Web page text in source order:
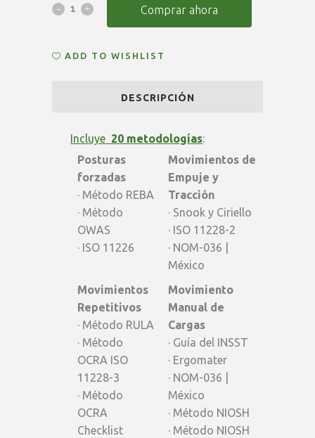
Suscripción
ERGOsoft
Plan
Consultor
quantity
Comprar ahora
ADD TO WISHLIST
DESCRIPCIÓN
Incluye 20 metodologías:
Posturas
forzadas
· Método REBA
· Método
OWAS
· ISO 11226
Movimientos de
Empuje y
Tracción
· Snook y Ciriello
· ISO 11228-2
· NOM-036 |
México
Movimientos
Repetitivos
· Método RULA
· Método
OCRA ISO
11228-3
· Método
OCRA
Checklist
Movimiento
Manual de
Cargas
· Guía del INSST
· Ergomater
· NOM-036 |
México
· Método NIOSH
· Método NIOSH